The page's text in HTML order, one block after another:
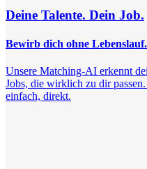
Deine Talente. Dein Job.
Bewirb dich ohne Lebenslauf.
Unsere Matching-AI erkennt
Jobs, die wirklich zu dir
einfach, direkt.